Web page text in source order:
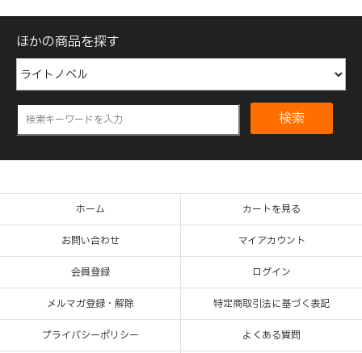
ほかの商品を探す
検索
ホーム カートを見る
お問い合わせ マイアカウント
会員登録 ログイン
メルマガ登録・解除 特定商取引法に基づく表記
プライバシーポリシー よくある質問